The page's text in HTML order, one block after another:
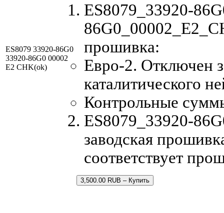
ES8079 33920-86G0
33920-86G0 00002
E2 CHK(ok)
ES8079_33920-
прошивка:
Евро-2. Отключен
каталитического
Контрольные
ES8079_33920-
заводская
соответствует
3,500.00 RUB – Купить